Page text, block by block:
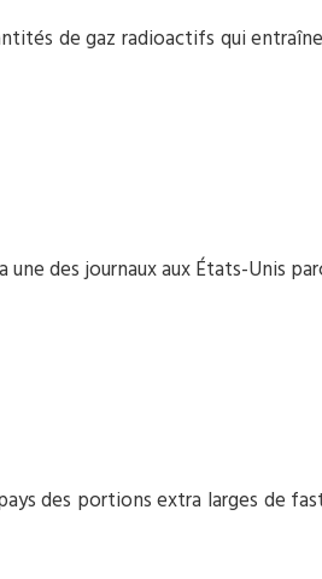
de gaz radioactifs qui
des journaux aux États-Unis
des portions extra larges de